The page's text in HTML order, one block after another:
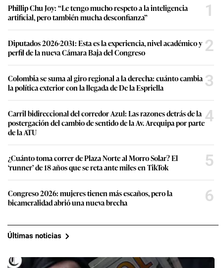
n
d
Phillip Chu Joy: “Le tengo mucho respeto a la inteligencia
artificial, pero también mucha desconfianza”
1
Diputados 2026-2031: Esta es la experiencia, nivel académico y
perfil de la nueva Cámara Baja del Congreso
2
Colombia se suma al giro regional a la derecha: cuánto cambia
la política exterior con la llegada de De la Espriella
3
Carril bidireccional del corredor Azul: Las razones detrás de la
postergación del cambio de sentido de la Av. Arequipa por parte
de la ATU
4
¿Cuánto toma correr de Plaza Norte al Morro Solar? El
‘runner’ de 18 años que se reta ante miles en TikTok
5
Congreso 2026: mujeres tienen más escaños, pero la
bicameralidad abrió una nueva brecha
6
Últimas noticias